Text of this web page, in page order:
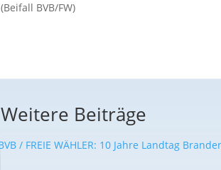
(Beifall BVB/FW)
Weitere Beiträge